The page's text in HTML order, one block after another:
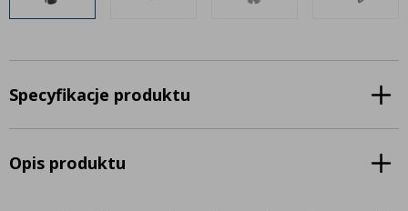
info@agraled.pl
Specyfikacje produktu
Opis produktu